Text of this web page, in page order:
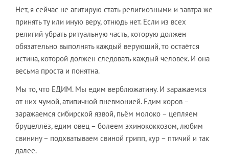
​Нет, я сейчас не агитирую стать религиозными и завтра же
принять ту или иную веру, отнюдь нет. Если из всех
религий убрать ритуальную часть, которую должен
обязательно выполнять каждый верующий, то остаётся
истина, которой должен следовать каждый человек. И она
весьма проста и понятна.
​Мы то, что ЕДИМ. Мы едим верблюжатину. И заражаемся
от них чумой, атипичной пневмонией. Едим коров –
заражаемся сибирской язвой, пьём молоко – цепляем
бруцеллёз, едим овец – болеем эхинококкозом, любим
свинину – подхватываем свиной грипп, кур – птичий и так
далее.